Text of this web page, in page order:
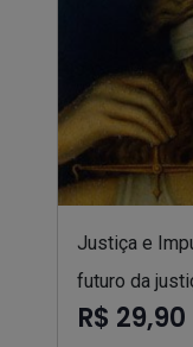
Justiça e
futuro da
R$ 29,90